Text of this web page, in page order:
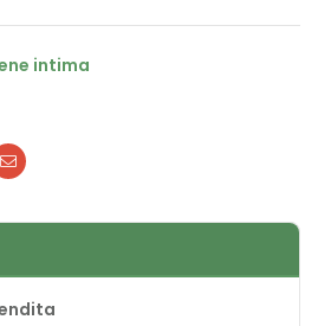
intima
Email